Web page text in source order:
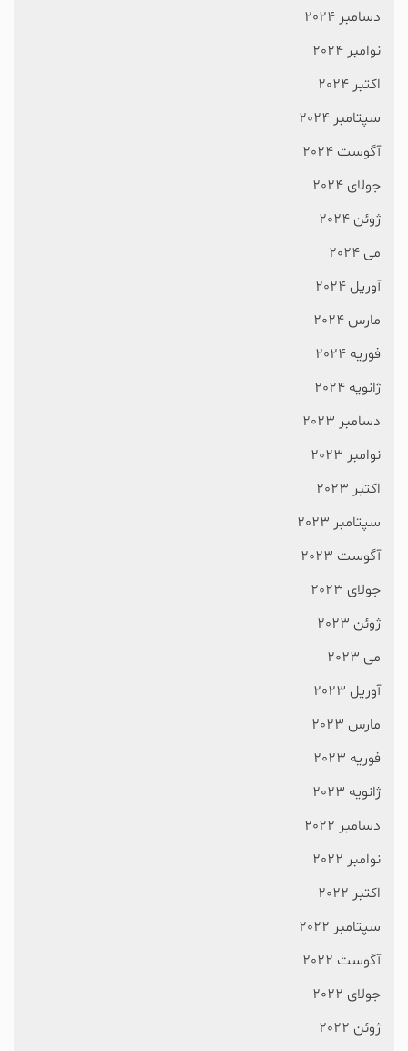
دسامبر 2024
نوامبر 2024
اکتبر 2024
سپتامبر 2024
آگوست 2024
جولای 2024
ژوئن 2024
می 2024
آوریل 2024
مارس 2024
فوریه 2024
ژانویه 2024
دسامبر 2023
نوامبر 2023
اکتبر 2023
سپتامبر 2023
آگوست 2023
جولای 2023
ژوئن 2023
می 2023
آوریل 2023
مارس 2023
فوریه 2023
ژانویه 2023
دسامبر 2022
نوامبر 2022
اکتبر 2022
سپتامبر 2022
آگوست 2022
جولای 2022
ژوئن 2022